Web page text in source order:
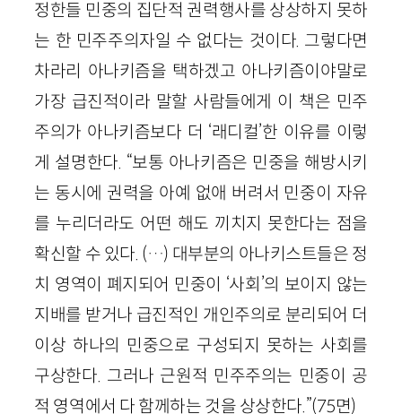
정한들 민중의 집단적 권력행사를 상상하지 못하
는 한 민주주의자일 수 없다는 것이다. 그렇다면
차라리 아나키즘을 택하겠고 아나키즘이야말로
가장 급진적이라 말할 사람들에게 이 책은 민주
주의가 아나키즘보다 더 ‘래디컬’한 이유를 이렇
게 설명한다. “보통 아나키즘은 민중을 해방시키
는 동시에 권력을 아예 없애 버려서 민중이 자유
를 누리더라도 어떤 해도 끼치지 못한다는 점을
확신할 수 있다. (…) 대부분의 아나키스트들은 정
치 영역이 폐지되어 민중이 ‘사회’의 보이지 않는
지배를 받거나 급진적인 개인주의로 분리되어 더
이상 하나의 민중으로 구성되지 못하는 사회를
구상한다. 그러나 근원적 민주주의는 민중이 공
적 영역에서 다 함께하는 것을 상상한다.”(75면)